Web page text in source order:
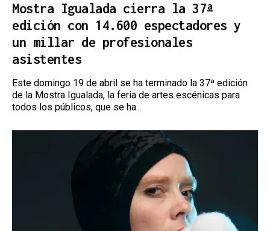
Mostra Igualada cierra la 37ª
edición con 14.600 espectadores y
un millar de profesionales
asistentes
Este domingo 19 de abril se ha terminado la 37ª edición
de la Mostra Igualada, la feria de artes escénicas para
todos los públicos, que se ha...